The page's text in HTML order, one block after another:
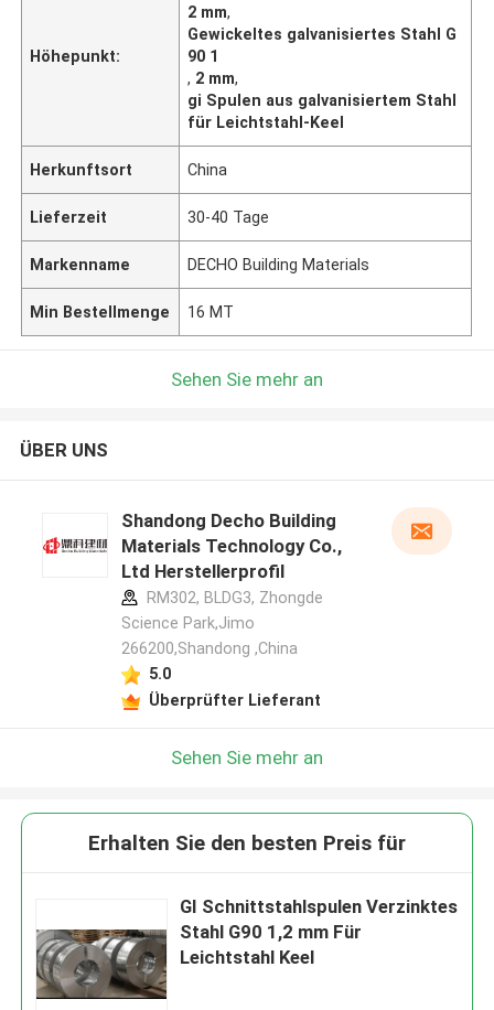
Höhepunkt:
2 mm,
Gewickeltes galvanisiertes Stahl G
90 1
, 2 mm,
gi Spulen aus galvanisiertem Stahl
für Leichtstahl-Keel
Herkunftsort China
Lieferzeit 30-40 Tage
Markenname DECHO Building Materials
Min Bestellmenge 16 MT
Sehen Sie mehr an
ÜBER UNS
Shandong Decho Building
Materials Technology Co.,
Ltd Herstellerprofil
RM302, BLDG3, Zhongde
Science Park,Jimo
266200,Shandong ,China
5.0
Überprüfter Lieferant
Sehen Sie mehr an
Erhalten Sie den besten Preis für
GI Schnittstahlspulen Verzinktes
Stahl G90 1,2 mm Für
Leichtstahl Keel